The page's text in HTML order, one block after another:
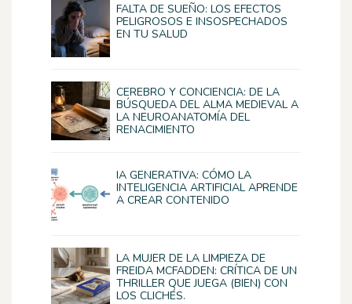
FALTA DE SUEÑO: LOS EFECTOS
PELIGROSOS E INSOSPECHADOS
EN TU SALUD
CEREBRO Y CONCIENCIA: DE LA
BÚSQUEDA DEL ALMA MEDIEVAL A
LA NEUROANATOMÍA DEL
RENACIMIENTO
IA GENERATIVA: CÓMO LA
INTELIGENCIA ARTIFICIAL APRENDE
A CREAR CONTENIDO
LA MUJER DE LA LIMPIEZA DE
FREIDA MCFADDEN: CRÍTICA DE UN
THRILLER QUE JUEGA (BIEN) CON
LOS CLICHÉS.